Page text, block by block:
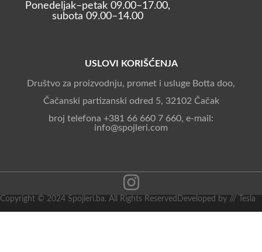
USLOVI KORIŠĆENJA
Društvo za proizvodnju, promet i usluge Botta doo,
Čačanski partizanski odred 5, 32102 Čačak
broj telefona +381 66 660 7 660, e-mail:
info@spojleri.com
Ponedeljak–petak 09.00–17.00,
subota 09.00–14.00
Copyright © 2024 Spojleri.ba. All Rights Reserved Developed by /// Tesla